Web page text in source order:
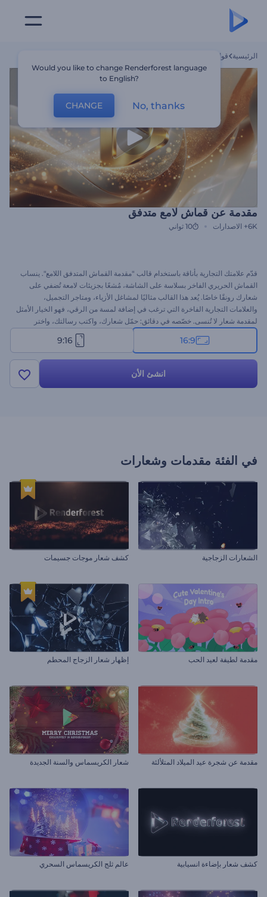
الرئيسية قوالب
مقدمة عن قماش لامع متدفق
6K+ الاصدارات 10 ثواني
قدّم علامتك التجارية بأناقة باستخدام قالب "مقدمة القماش المتدفق اللامع". ينساب
القماش الحريري الفاخر بسلاسة على الشاشة، مُشعًا بجزيئات لامعة تُضفي على
شعارك رونقًا خاصًا. يُعد هذا القالب مثاليًا لمشاغل الأزياء، ومتاجر التجميل،
والعلامات التجارية الفاخرة التي ترغب في إضافة لمسة من الرقي، فهو الخيار الأمثل
لمقدمة شعار لا تُنسى. خصّصه في دقائق: حمّل شعارك، واكتب رسالتك، واختر
موسيقى الخلفية. جرّبه الآن!
16:9
9:16
انشئ الأن
في الفئة مقدمات وشعارات
الشعارات الزجاجية كشف شعار موجات جسيمات
مقدمة لطيفة لعيد الحب إظهار شعار الزجاج المحطم
مقدمة عن شجرة عيد الميلاد المتلألئة شعار الكريسماس والسنة الجديدة
كشف شعار بإضاءة انسيابية عالم ثلج الكريسماس السحري
Would you like to change Renderforest language
to English?
CHANGE No, thanks